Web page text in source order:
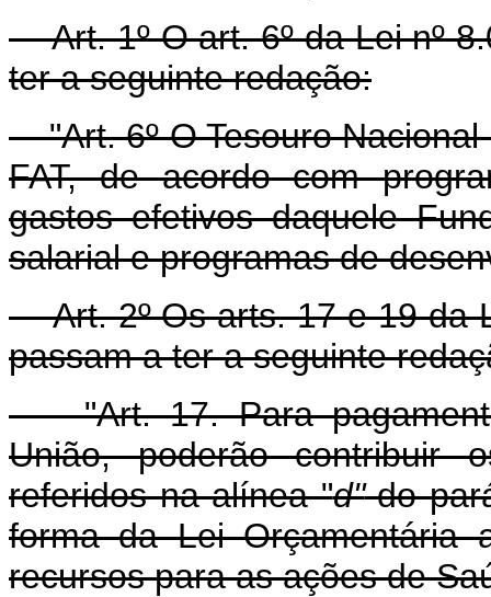
Art. 1º O art. 6º da Lei nº
ter a seguinte redação:
"Art. 6º O Tesouro Nacional
FAT, de acordo com
gastos efetivos daquele
salarial e programas de
Art. 2º Os arts. 17 e 19 da
passam a ter a seguinte
"Art. 17. Para pagamento
União, poderão contribuir
referidos na alínea "d"do
forma da Lei Orçamentária
recursos para as ações de